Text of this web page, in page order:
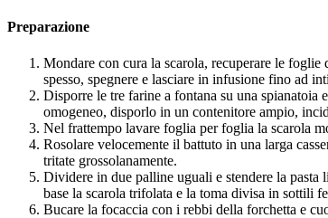
Preparazione
Mondare con cura la scarola, recuperare le
spesso, spegnere e lasciare in infusione fino ad
Disporre le tre farine a fontana su una
omogeneo, disporlo in un contenitore ampio,
Nel frattempo lavare foglia per foglia la scarola
Rosolare velocemente il battuto in una larga
tritate grossolanamente.
Dividere in due palline uguali e stendere la pasta
base la scarola trifolata e la toma divisa in sottili
Bucare la focaccia con i rebbi della forchetta e